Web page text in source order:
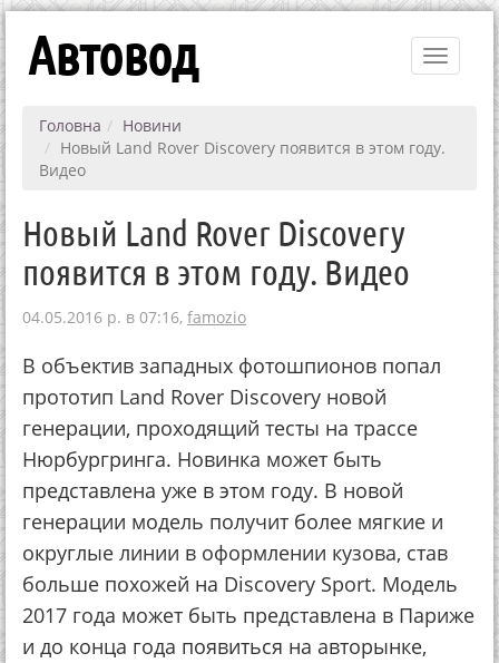
Toggle
Автовод
Головна
Новини
Новый Land Rover Discovery появится в этом году.
Видео
Новый Land Rover Discovery
появится в этом году. Видео
04.05.2016 р. в 07:16, famozio
В объектив западных фотошпионов попал
прототип Land Rover Discovery новой
генерации, проходящий тесты на трассе
Нюрбургринга. Новинка может быть
представлена уже в этом году. В новой
генерации модель получит более мягкие и
округлые линии в оформлении кузова, став
больше похожей на Discovery Sport. Модель
2017 года может быть представлена в Париже
и до конца года появиться на авторынке,